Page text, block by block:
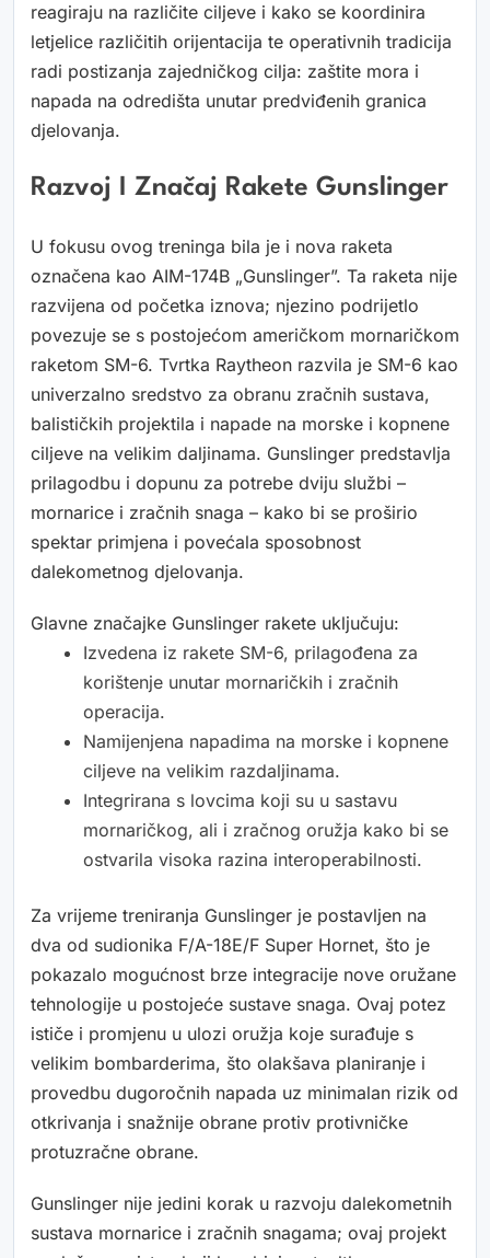
reagiraju na različite ciljeve i kako se koordinira
letjelice različitih orijentacija te operativnih tradicija
radi postizanja zajedničkog cilja: zaštite mora i
napada na odredišta unutar predviđenih granica
djelovanja.
Razvoj I Značaj Rakete Gunslinger
U fokusu ovog treninga bila je i nova raketa
označena kao AIM-174B „Gunslinger”. Ta raketa nije
razvijena od početka iznova; njezino podrijetlo
povezuje se s postojećom američkom mornaričkom
raketom SM-6. Tvrtka Raytheon razvila je SM-6 kao
univerzalno sredstvo za obranu zračnih sustava,
balističkih projektila i napade na morske i kopnene
ciljeve na velikim daljinama. Gunslinger predstavlja
prilagodbu i dopunu za potrebe dviju službi –
mornarice i zračnih snaga – kako bi se proširio
spektar primjena i povećala sposobnost
dalekometnog djelovanja.
Glavne značajke Gunslinger rakete uključuju:
Izvedena iz rakete SM-6, prilagođena za
korištenje unutar mornaričkih i zračnih
operacija.
Namijenjena napadima na morske i kopnene
ciljeve na velikim razdaljinama.
Integrirana s lovcima koji su u sastavu
mornaričkog, ali i zračnog oružja kako bi se
ostvarila visoka razina interoperabilnosti.
Za vrijeme treniranja Gunslinger je postavljen na
dva od sudionika F/A-18E/F Super Hornet, što je
pokazalo mogućnost brze integracije nove oružane
tehnologije u postojeće sustave snaga. Ovaj potez
ističe i promjenu u ulozi oružja koje surađuje s
velikim bombarderima, što olakšava planiranje i
provedbu dugoročnih napada uz minimalan rizik od
otkrivanja i snažnije obrane protiv protivničke
protuzračne obrane.
Gunslinger nije jedini korak u razvoju dalekometnih
sustava mornarice i zračnih snagama; ovaj projekt